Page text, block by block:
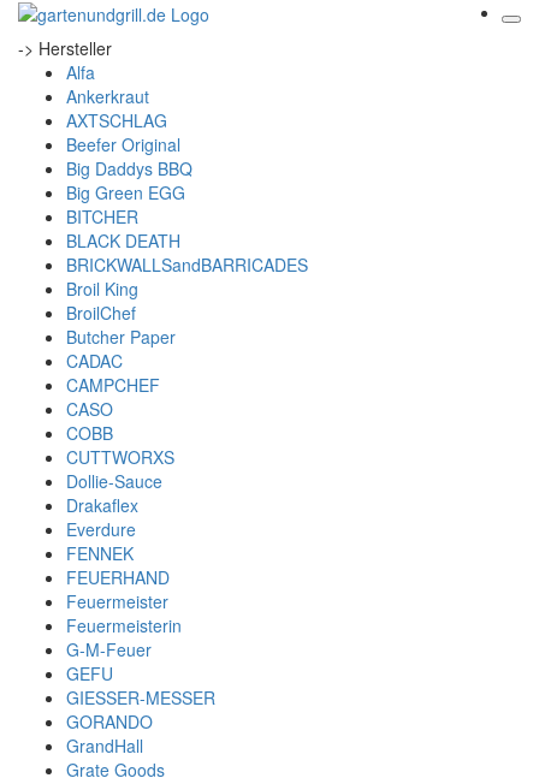
-> Hersteller
Alfa
Ankerkraut
AXTSCHLAG
Beefer Original
Big Daddys BBQ
Big Green EGG
BITCHER
BLACK DEATH
BRICKWALLSandBARRICADES
Broil King
BroilChef
Butcher Paper
CADAC
CAMPCHEF
CASO
COBB
CUTTWORXS
Dollie-Sauce
Drakaflex
Everdure
FENNEK
FEUERHAND
Feuermeister
Feuermeisterin
G-M-Feuer
GEFU
GIESSER-MESSER
GORANDO
GrandHall
Grate Goods